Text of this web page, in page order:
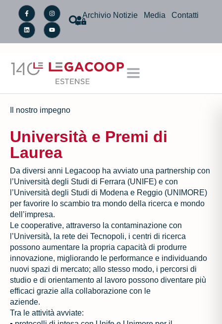
Archivio Notizie Media Contatti
Il nostro impegno
Università e Premi di
Laurea
Da diversi anni Legacoop ha avviato una partnership con
l’Università degli Studi di Ferrara (UNIFE) e con
l’Università degli Studi di Modena e Reggio (UNIMORE)
per favorire lo scambio tra mondo della ricerca e mondo
dell’impresa.
Le cooperative, attraverso la contaminazione con
l’Università, la rete dei Tecnopoli, i centri di ricerca
possono aumentare la propria capacità di produrre
innovazione, migliorando le performance e individuando
nuovi spazi di mercato; allo stesso modo, i percorsi di
studio e di orientamento al lavoro possono diventare più
efficaci grazie alla collaborazione con le
aziende.
Tra le attività avviate: